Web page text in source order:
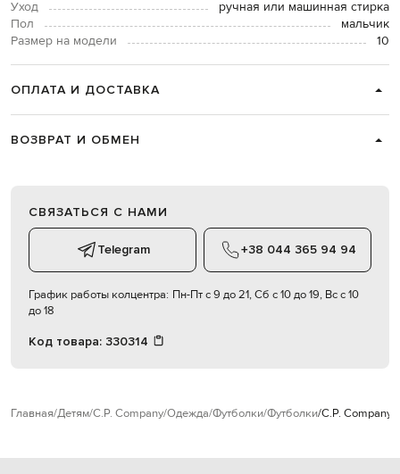
Уход
ручная или машинная стирка
Пол
мальчик
Размер на модели
10
ОПЛАТА И ДОСТАВКА
ВОЗВРАТ И ОБМЕН
СВЯЗАТЬСЯ С НАМИ
Telegram +38 044 365 94 94
График работы колцентра: Пн-Пт с 9 до 21, Сб с 10 до 19, Вс с 10
до 18
Код товара: 330314
Главная Детям C.P. Company Одежда Футболки Футболки C.P. Company